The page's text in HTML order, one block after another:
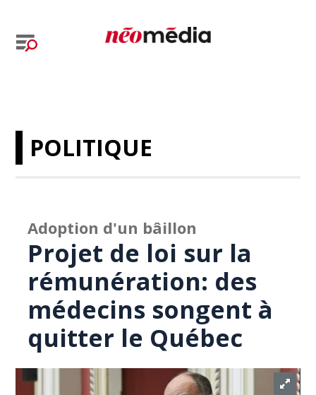
POLITIQUE
Adoption d'un bâillon
Projet de loi sur la
rémunération: des
médecins songent à
quitter le Québec